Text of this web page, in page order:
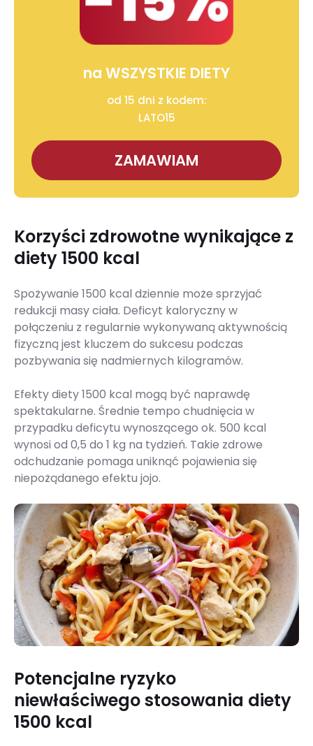
na WSZYSTKIE DIETY
od 15 dni z kodem:
LATO15
ZAMAWIAM
Korzyści zdrowotne wynikające z
diety 1500 kcal
Spożywanie 1500 kcal dziennie może sprzyjać
redukcji masy ciała. Deficyt kaloryczny w
połączeniu z regularnie wykonywaną aktywnością
fizyczną jest kluczem do sukcesu podczas
pozbywania się nadmiernych kilogramów.
Efekty diety 1500 kcal mogą być naprawdę
spektakularne. Średnie tempo chudnięcia w
przypadku deficytu wynoszącego ok. 500 kcal
wynosi od 0,5 do 1 kg na tydzień. Takie zdrowe
odchudzanie pomaga uniknąć pojawienia się
niepożądanego efektu jojo.
Potencjalne ryzyko
niewłaściwego stosowania diety
1500 kcal